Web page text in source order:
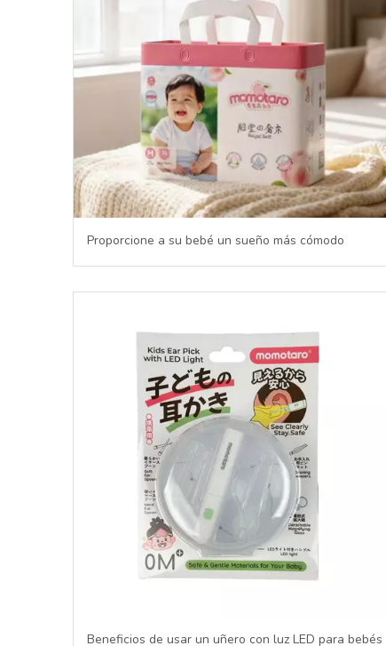
Proporcione a su bebé un sueño más cómodo
Beneficios de usar un uñero con luz LED para bebés